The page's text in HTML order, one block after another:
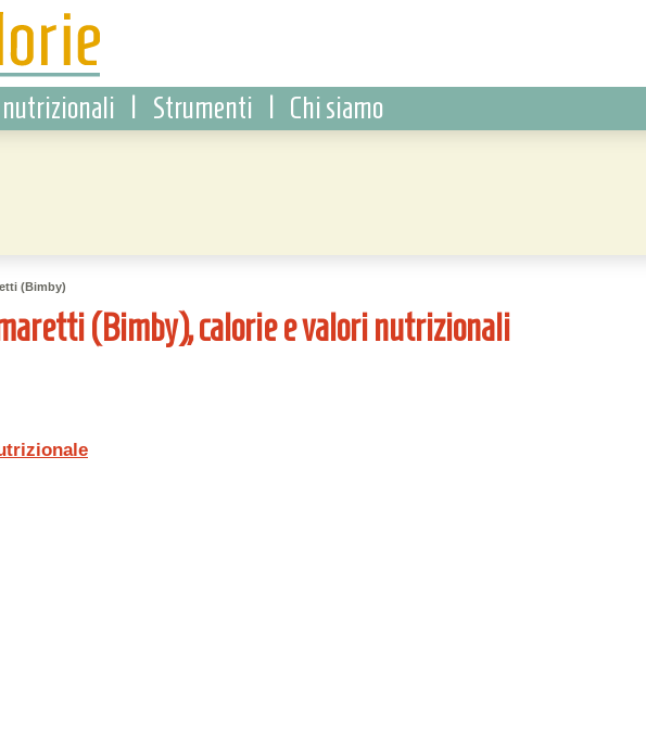
Strumenti Chi siamo
(Bimby)
(Bimby), calorie e valori nutrizionali